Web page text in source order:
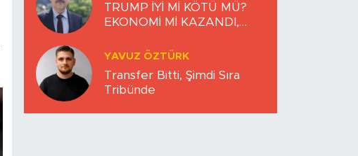
TRUMP İYİ Mİ KÖTÜ MÜ?
EKONOMİ Mİ KAZANDI,
YAVUZ ÖZTÜRK
Transfer Bitti, Şimdi Sıra
Tribünde